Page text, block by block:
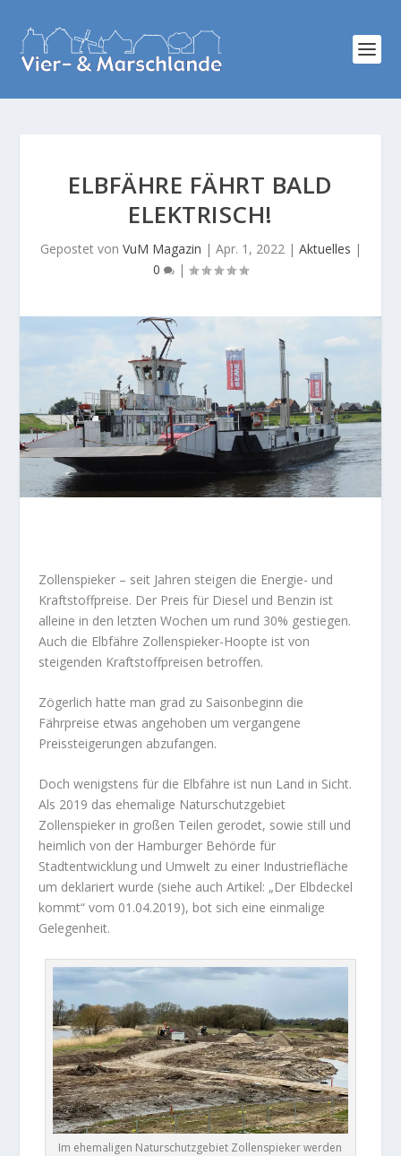
ELBFÄHRE FÄHRT BALD
ELEKTRISCH!
Gepostet von VuM Magazin | Apr. 1, 2022| Aktuelles |
0
|
Zollenspieker – seit Jahren steigen die Energie- und
Kraftstoffpreise. Der Preis für Diesel und Benzin ist
alleine in den letzten Wochen um rund 30% gestiegen.
Auch die Elbfähre Zollenspieker-Hoopte ist von
steigenden Kraftstoffpreisen betroffen.
Zögerlich hatte man grad zu Saisonbeginn die
Fährpreise etwas angehoben um vergangene
Preissteigerungen abzufangen.
Doch wenigstens für die Elbfähre ist nun Land in Sicht.
Als 2019 das ehemalige Naturschutzgebiet
Zollenspieker in großen Teilen gerodet, sowie still und
heimlich von der Hamburger Behörde für
Stadtentwicklung und Umwelt zu einer Industriefläche
um deklariert wurde (siehe auch Artikel: „Der Elbdeckel
kommt“ vom 01.04.2019), bot sich eine einmalige
Gelegenheit.
Im ehemaligen Naturschutzgebiet Zollenspieker werden